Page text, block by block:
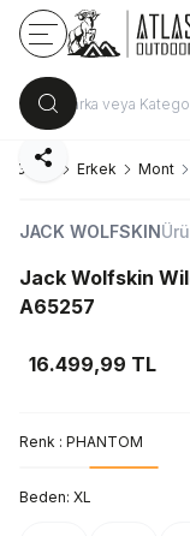
Giyim Erkek Mont
Paylaş
JACK WOLFSKIN
Jack Wolfskin
A65257
16.499,99 TL
Renk : PHANTOM
Beden: XL